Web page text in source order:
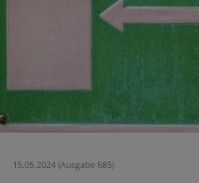
15.05.2024 (Ausgabe 685)